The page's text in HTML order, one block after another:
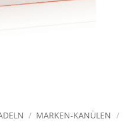
/ MARKEN-KANÜLEN /